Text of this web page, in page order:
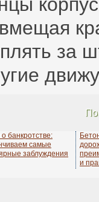
за
банкротстве:
самые
заблуждения
и